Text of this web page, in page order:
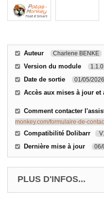
Auteur Charlene BENKE
Version du module 1.1.0
Date de sortie 01/05/2026
Accès aux mises à jour et
Comment contacter
monkey.com/formulaire-de-
Compatibilité Dolibarr
Dernière mise à jour 06/
PLUS D'INFOS...